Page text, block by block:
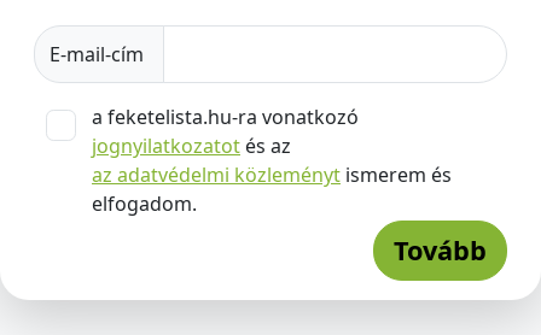
E-mail-cím
a feketelista.hu-ra vonatkozó
jognyilatkozatot és az
az adatvédelmi közleményt ismerem és
elfogadom.
Tovább